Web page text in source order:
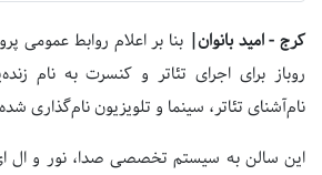
کرج - امید بانوان| بنا بر اعلام روابط عمومی
روباز برای اجرای تئاتر و کنسرت به نام
نام‌آشنای تئاتر، سینما و تلویزیون نام‌گذاری
این سالن به سیستم تخصصی صدا، نور و ال